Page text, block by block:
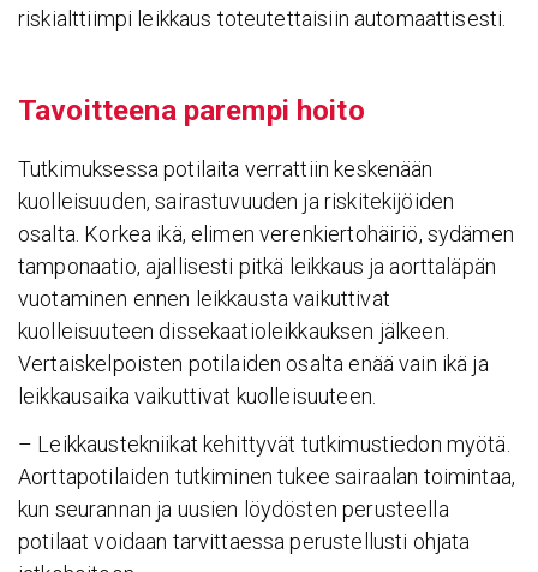
riskialttiimpi leikkaus toteutettaisiin automaattisesti.
Tavoit­teena parempi hoito
Tutkimuksessa potilaita verrattiin keskenään
kuolleisuuden, sairastuvuuden ja riskitekijöiden
osalta. Korkea ikä, elimen verenkiertohäiriö, sydämen
tamponaatio, ajallisesti pitkä leikkaus ja aorttaläpän
vuotaminen ennen leikkausta vaikuttivat
kuolleisuuteen dissekaatioleikkauksen jälkeen.
Vertaiskelpoisten potilaiden osalta enää vain ikä ja
leikkausaika vaikuttivat kuolleisuuteen.
– Leikkaustekniikat kehittyvät tutkimustiedon myötä.
Aorttapotilaiden tutkiminen tukee sairaalan toimintaa,
kun seurannan ja uusien löydösten perusteella
potilaat voidaan tarvittaessa perustellusti ohjata